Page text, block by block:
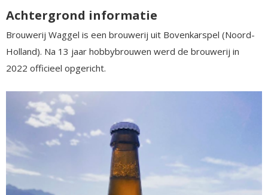
Achtergrond informatie
Brouwerij Waggel is een brouwerij uit Bovenkarspel (Noord-
Holland). Na 13 jaar hobbybrouwen werd de brouwerij in
2022 officieel opgericht.